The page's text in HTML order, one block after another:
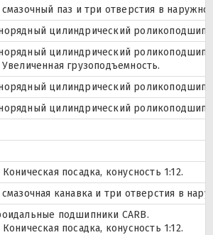
смазочный паз и три отверстия в
цилиндрический
цилиндрический
Увеличенная грузоподъемность.
цилиндрический
цилиндрический
Коническая посадка, конусность 1:12.
смазочная канавка и три отверстия в
подшипники CARB.
Коническая посадка, конусность 1:12.